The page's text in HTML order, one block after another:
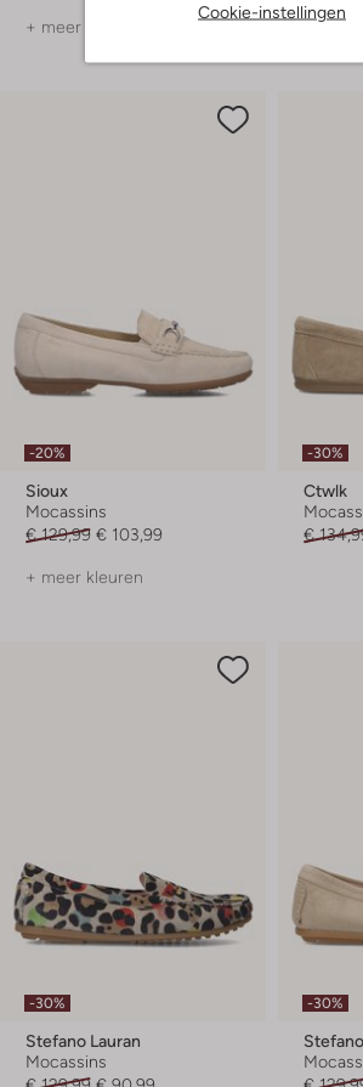
Cookie-instellingen
+ meer kleuren
-20%
Sioux
Mocassins
€ 129,99 € 103,99
+ meer kleuren
-30%
Ctwlk
€
-30%
Stefano Lauran
Mocassins
-30%